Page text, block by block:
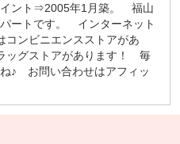
イント⇒2005年1月築。 福山
ートです。 インターネット
ンビニエンスストアがあ
ッグストアがあります！ 毎
♪ お問い合わせはアフィッ